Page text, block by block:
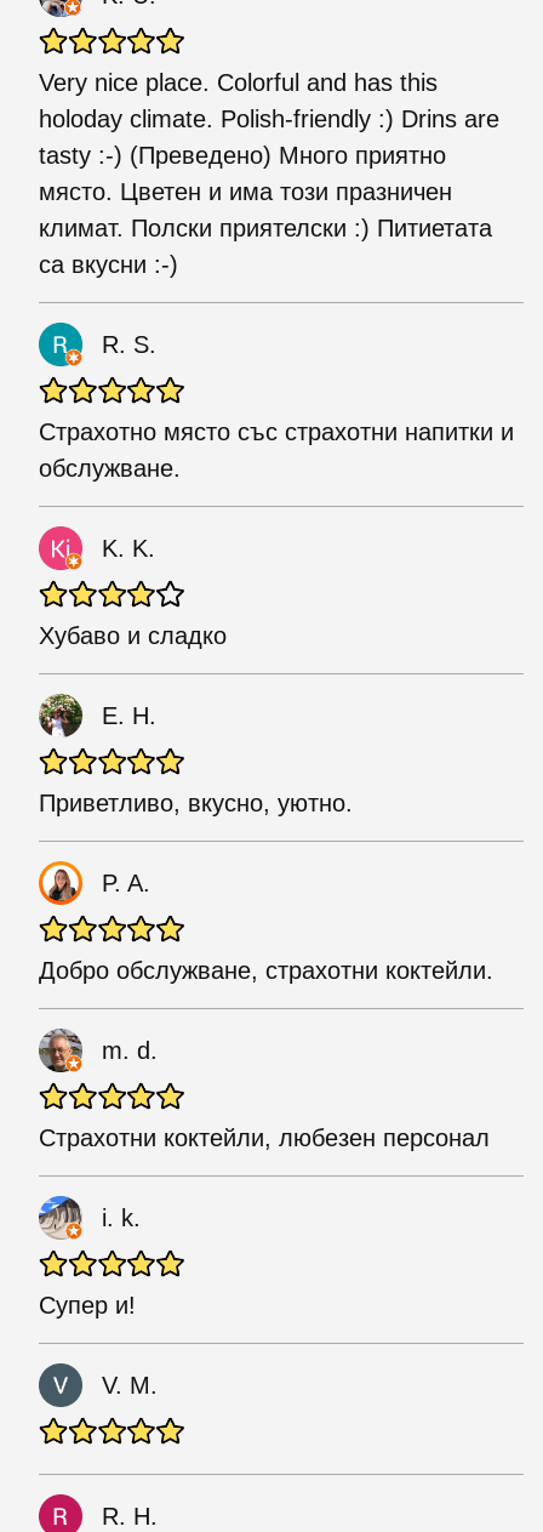
Very nice place. Colorful and has this
holoday climate. Polish-friendly :) Drins are
tasty :-) (Преведено) Много приятно
място. Цветен и има този празничен
климат. Полски приятелски :) Питиетата
са вкусни :-)
R. S.
Страхотно място със страхотни напитки и
обслужване.
K. K.
Хубаво и сладко
Е. Н.
Приветливо, вкусно, уютно.
P. A.
Добро обслужване, страхотни коктейли.
m. d.
Страхотни коктейли, любезен персонал
i. k.
Супер и!
V. M.
R. H.